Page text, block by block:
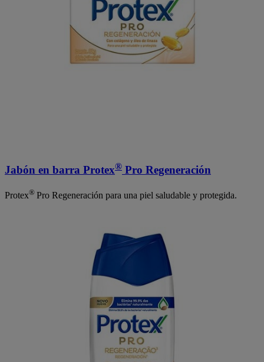
Jabón en barra Protex® Pro Regeneración
Protex® Pro Regeneración para una piel saludable y protegida.